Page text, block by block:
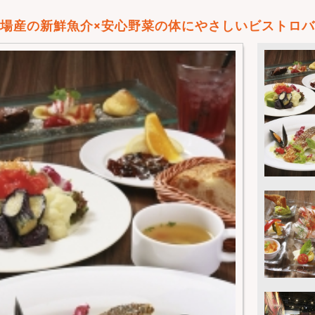
産の新鮮魚介×安心野菜の体にやさしいビストロ